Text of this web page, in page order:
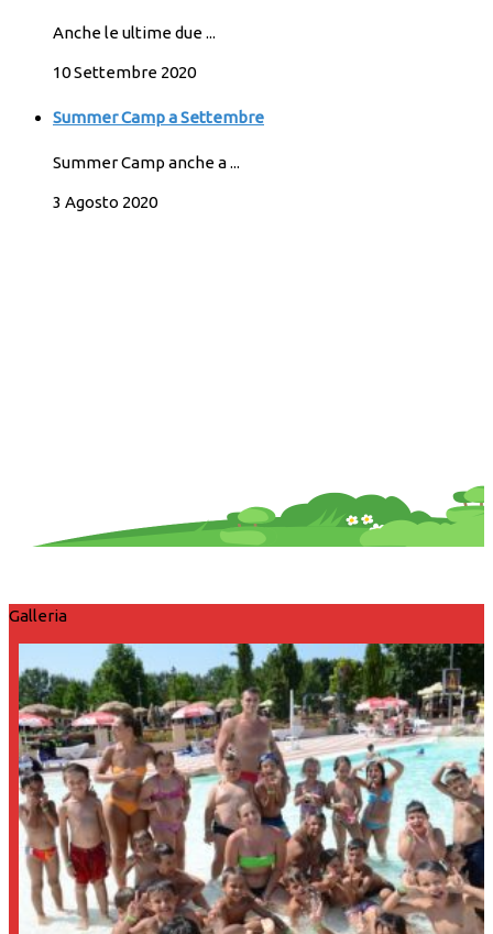
Anche le ultime due ...
10 Settembre 2020
Summer Camp a Settembre
Summer Camp anche a ...
3 Agosto 2020
Galleria